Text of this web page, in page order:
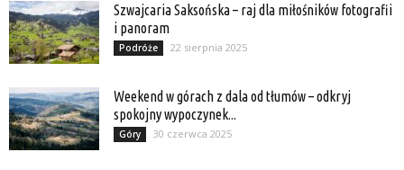
Szwajcaria Saksońska – raj dla miłośników fotografii
i panoram
Podróże 22 sierpnia 2025
Weekend w górach z dala od tłumów – odkryj
spokojny wypoczynek...
Góry 30 czerwca 2025